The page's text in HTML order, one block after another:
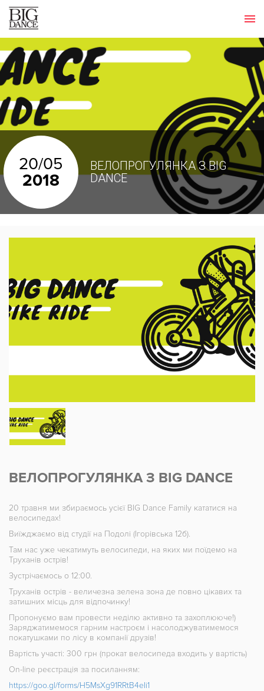
20/05
2018
ВЕЛОПРОГУЛЯНКА З BIG
DANCE
ВЕЛОПРОГУЛЯНКА З BIG DANCE
20 травня ми збираємось усієї BIG Dance Family кататися на
велосипедах!
Виїжджаємо від студії на Подолі (Ігорівська 12б).
Там нас уже чекатимуть велосипеди, на яких ми поїдемо на
Труханів острів!
Зустрічаємось о 12:00.
Труханів острів - величезна зелена зона де повно цікавих та
затишних місць для відпочинку!
Пропонуємо вам провести неділю активно та захоплююче!)
Заряджатимемося гарним настроєм і насолоджуватимемося
покатушками по лісу в компанії друзів!
Вартість участі: 300 грн (прокат велосипеда входить у вартість)
On-line реєстрація за посиланням:
https://goo.gl/forms/H5MsXg91RRtB4eIi1